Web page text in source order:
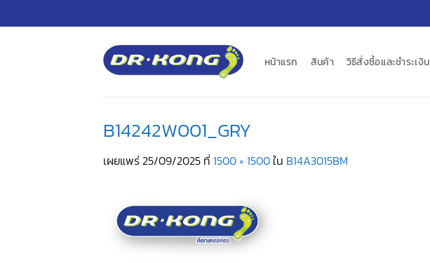
ไป
หน้าแรก สินค้า วิธีสั่งซื้อและชำระเงิน
B14242W001_GRY
เผยแพร่25/09/2025 ที่ 1500 × 1500ใน B14A3015BM